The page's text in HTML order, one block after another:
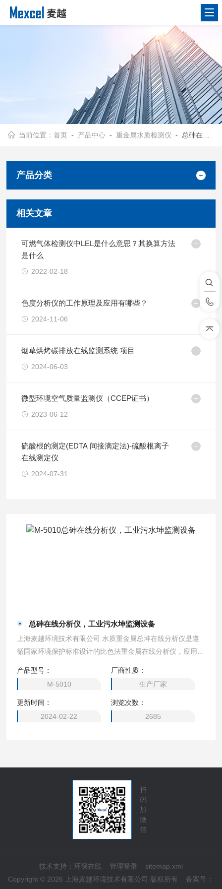
当前位置：首页 - 产品中心 -重金属水质检测仪 - 总砷在线分析仪
产品分类
相关文章
可燃气体检测仪中LEL是什么意思？其换算方法
是什么
2022-02-18
色度分析仪的工作原理及应用有哪些？
2024-11-06
烟草烘烤碳排放在线监测系统 项目
2024-06-03
微型环境空气质量监测仪（CCEP证书）
2023-06-12
硫酸根的测定(EDTA 间接滴定法)-硫酸根离子
在线测定仪
2024-07-31
总砷在线分析仪，工业污水坤监测设备
上海麦越环境技术有限公司 水质重金属总坤在线分析仪是遵
循国家环境保护标准设计的比色法重金属在线分析仪，应用于
时在线分析。 总砷在线分析仪，工业污水坤监测设备 M-5010
产品型号：
M-5010
厂商性质：
生产厂家
更新时间：
2024-02-22
浏览次数：
2685
扫
码
加
微
信
技术支持： 环保在线 管理登录
sitemap.xml
Copyright © 2026 上海麦越环境技术有限公司 版权所有 备案号：